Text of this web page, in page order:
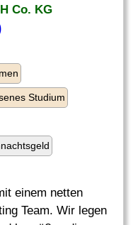
Co. KG
Studium
einem netten
Team. Wir legen